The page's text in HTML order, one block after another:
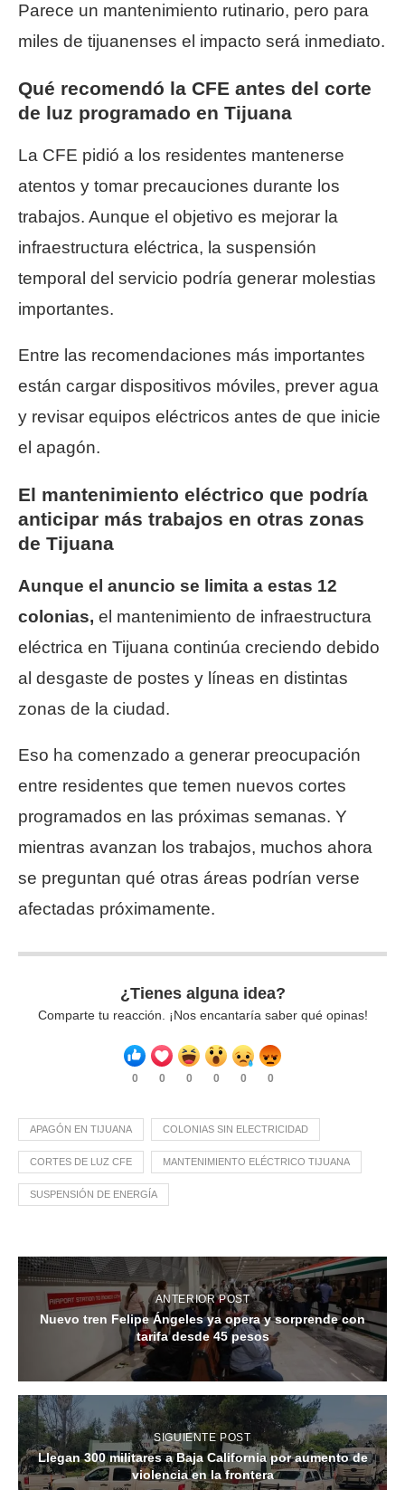
Parece un mantenimiento rutinario, pero para
miles de tijuanenses el impacto será inmediato.
Qué recomendó la CFE antes del corte
de luz programado en Tijuana
La CFE pidió a los residentes mantenerse
atentos y tomar precauciones durante los
trabajos. Aunque el objetivo es mejorar la
infraestructura eléctrica, la suspensión
temporal del servicio podría generar molestias
importantes.
Entre las recomendaciones más importantes
están cargar dispositivos móviles, prever agua
y revisar equipos eléctricos antes de que inicie
el apagón.
El mantenimiento eléctrico que podría
anticipar más trabajos en otras zonas
de Tijuana
Aunque el anuncio se limita a estas 12
colonias, el mantenimiento de infraestructura
eléctrica en Tijuana continúa creciendo debido
al desgaste de postes y líneas en distintas
zonas de la ciudad.
Eso ha comenzado a generar preocupación
entre residentes que temen nuevos cortes
programados en las próximas semanas. Y
mientras avanzan los trabajos, muchos ahora
se preguntan qué otras áreas podrían verse
afectadas próximamente.
¿Tienes alguna idea?
Comparte tu reacción. ¡Nos encantaría saber qué opinas!
0 0 0 0 0 0
APAGÓN EN TIJUANA COLONIAS SIN ELECTRICIDAD
CORTES DE LUZ CFE MANTENIMIENTO ELÉCTRICO TIJUANA
SUSPENSIÓN DE ENERGÍA
ANTERIOR POST
Nuevo tren Felipe Ángeles ya opera y sorprende con
tarifa desde 45 pesos
SIGUIENTE POST
Llegan 300 militares a Baja California por aumento de
violencia en la frontera